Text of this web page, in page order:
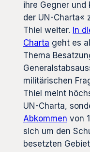
ihre Gegner und
der UN-Charta«
Thiel weiter. In
Charta geht es
Thema
militärischen
Thiel meint
UN-Charta,
Abkommen von
sich um den
besetzten